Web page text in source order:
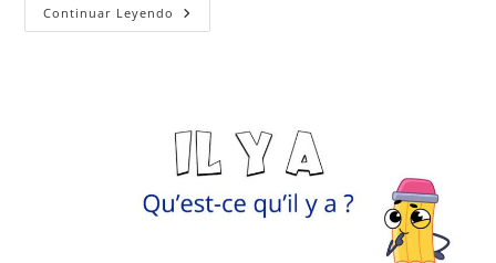
Continuar Leyendo C’est
/